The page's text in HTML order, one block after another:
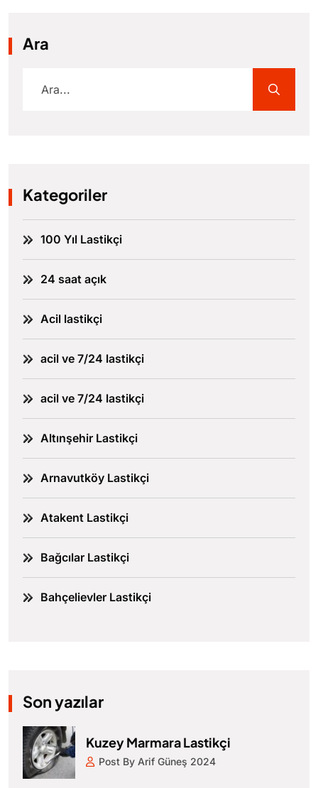
Ara
Kategoriler
100 Yıl Lastikçi
24 saat açık
Acil lastikçi
acil ve 7/24 lastikçi
acil ve 7/24 lastikçi
Altınşehir Lastikçi
Arnavutköy Lastikçi
Atakent Lastikçi
Bağcılar Lastikçi
Bahçelievler Lastikçi
Son yazılar
Kuzey Marmara Lastikçi
Post By Arif Güneş 2024